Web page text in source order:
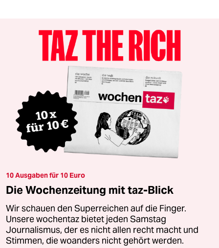
10 Ausgaben für 10 Euro
Die Wochenzeitung mit taz-Blick
Wir schauen den Superreichen auf die Finger.
Unsere wochentaz bietet jeden Samstag
Journalismus, der es nicht allen recht macht und
Stimmen, die woanders nicht gehört werden.